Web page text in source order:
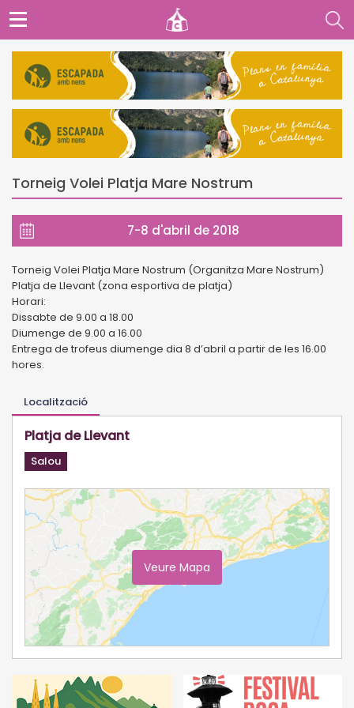
Torneig Volei Platja Mare Nostrum
7-8 d'abril de 2018
Torneig Volei Platja Mare Nostrum (Organitza Mare Nostrum)
Platja de Llevant (zona esportiva de platja)
Horari:
Dissabte de 9.00 a 18.00
Diumenge de 9.00 a 16.00
Entrega de trofeus diumenge dia 8 d’abril a partir de les 16.00
hores.
Localització
Platja de Llevant
Salou
Veure Mapa